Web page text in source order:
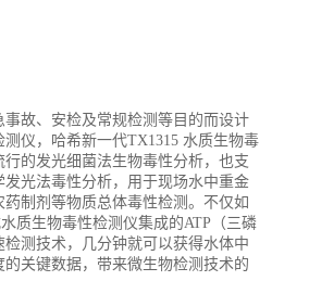
故、安检及常规检测等目的而设计
仪，哈希新一代TX1315 水质生物毒
的发光细菌法生物毒性分析，也支
光法毒性分析，用于现场水中重金
制剂等物质总体毒性检测。不仅如
质生物毒性检测仪集成的ATP（三磷
测技术，几分钟就可以获得水体中
关键数据，带来微生物检测技术的